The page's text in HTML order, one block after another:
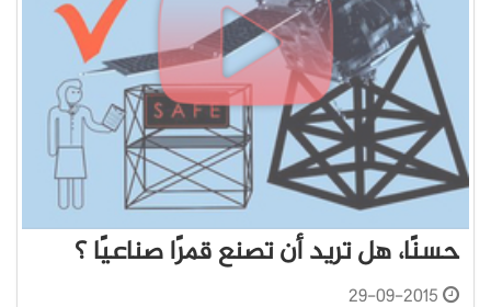
حسنًا، هل تريد أن تصنع قمرًا صناعيًا ؟
29-09-2015